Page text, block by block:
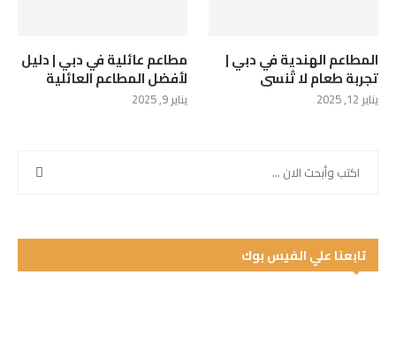
المطاعم الهندية في دبي |
تجربة طعام لا تُنسى
يناير 12, 2025
مطاعم عائلية في دبي | دليل
لأفضل المطاعم العائلية
يناير 9, 2025
تابعنا علي الفيس بوك